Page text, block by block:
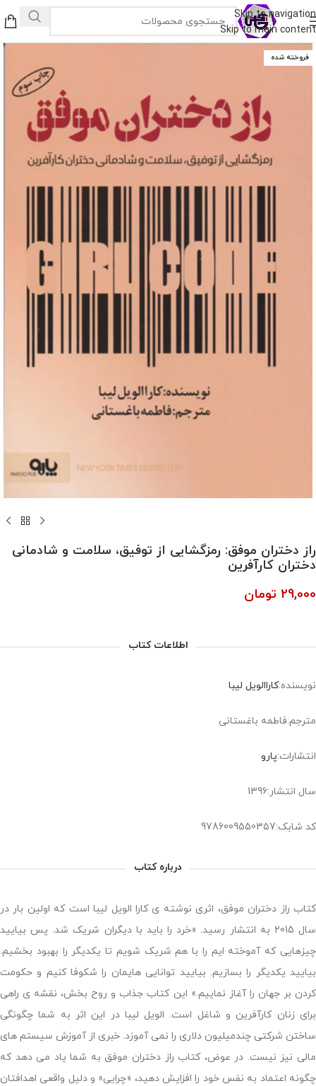
Skip to navigation
Skip to main content
فروخته شده
راز دختران موفق: رمزگشایی از توفیق، سلامت و شادمانی
دختران کارآفرین
29,000 تومان
اطلاعات کتاب
نویسنده:کارا‌الویل لیبا
مترجم:فاطمه باغستانی
انتشارات:پارو
سال انتشار:1396
کد شابک:9786009550357
درباره کتاب
کتاب راز دختران موفق، اثری نوشته ی کارا الویل لیبا است که اولین بار در
سال 2015 به انتشار رسید. «خرد را باید با دیگران شریک شد. پس بیایید
چیزهایی که آموخته ایم را با هم شریک شویم تا یکدیگر را بهبود بخشیم.
بیایید یکدیگر را بسازیم. بیایید توانایی هایمان را شکوفا کنیم و حکومت
کردن بر جهان را آغاز نماییم.» این کتاب جذاب و روح بخش، نقشه ی راهی
برای زنان کارآفرین و شاغل است. الویل لیبا در این اثر به شما چگونگی
ساختن شرکتی چندمیلیون دلاری را نمی آموزد. خبری از آموزش سیستم های
مالی نیز نیست. در عوض، کتاب راز دختران موفق به شما یاد می دهد که
چگونه اعتماد به نفس خود را افزایش دهید، «چرایی» و دلیل واقعی اهدافتان